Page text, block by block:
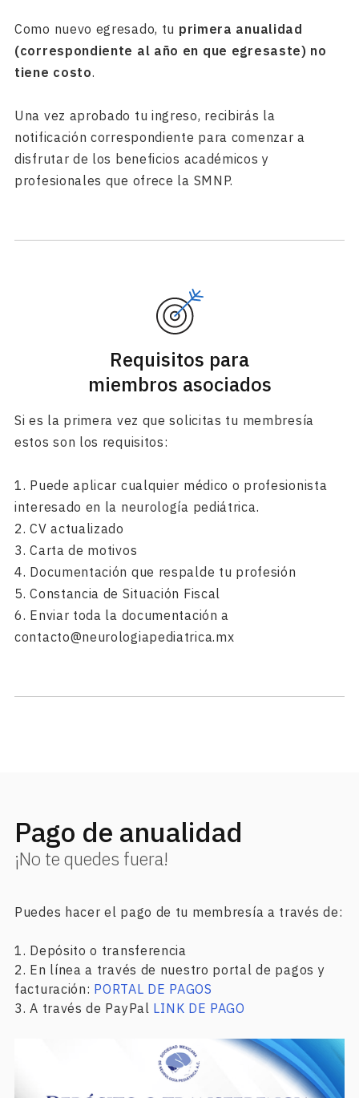
Como nuevo egresado, tu primera anualidad
(correspondiente al año en que egresaste) no
tiene costo.
Una vez aprobado tu ingreso, recibirás la
notificación correspondiente para comenzar a
disfrutar de los beneficios académicos y
profesionales que ofrece la SMNP.
Requisitos para
miembros asociados
Si es la primera vez que solicitas tu membresía
estos son los requisitos:
1. Puede aplicar cualquier médico o profesionista
interesado en la neurología pediátrica.
2. CV actualizado
3. Carta de motivos
4. Documentación que respalde tu profesión
5. Constancia de Situación Fiscal
6. Enviar toda la documentación a
contacto@neurologiapediatrica.mx
Pago de anualidad
¡No te quedes fuera!
Puedes hacer el pago de tu membresía a través de:
1. Depósito o transferencia
2. En línea a través de nuestro portal de pagos y
facturación: PORTAL DE PAGOS
3. A través de PayPal LINK DE PAGO